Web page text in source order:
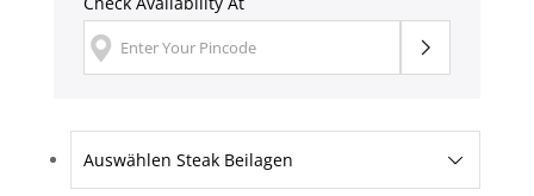
Auswählen Steak Beilagen